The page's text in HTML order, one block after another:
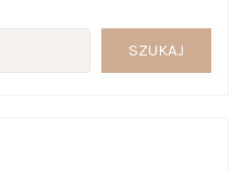
SZUKAJ